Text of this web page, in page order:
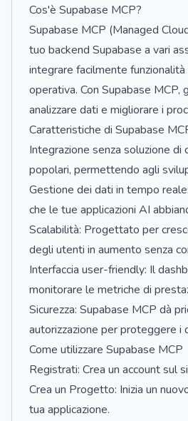
Cos'è Supabase MCP?
Supabase MCP (Managed
tuo backend Supabase a vari
integrare facilmente
operativa. Con Supabase
analizzare dati e migliorare i
Caratteristiche di Supabase
Integrazione senza soluzione
popolari, permettendo agli
Gestione dei dati in tempo
che le tue applicazioni AI
Scalabilità: Progettato per
degli utenti in aumento senza
Interfaccia user-friendly: Il
monitorare le metriche di
Sicurezza: Supabase MCP dà
autorizzazione per proteggere i
Come utilizzare Supabase MCP
Registrati: Crea un account sul
Crea un Progetto: Inizia un
tua applicazione.